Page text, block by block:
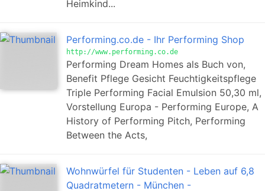
Heimkind...
Performing.co.de - Ihr Performing Shop
http://www.performing.co.de
Performing Dream Homes als Buch von,
Benefit Pflege Gesicht Feuchtigkeitspflege
Triple Performing Facial Emulsion 50,30 ml,
Vorstellung Europa - Performing Europe, A
History of Performing Pitch, Performing
Between the Acts,
Wohnwürfel für Studenten - Leben auf 6,8
Quadratmetern - München -